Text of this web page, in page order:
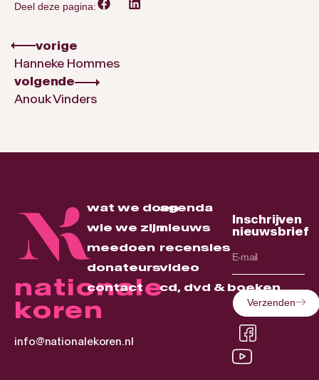
Deel deze pagina:
vorige
Hanneke Hommes
volgende
Anouk Vinders
nationale
koren
info@nationalekoren.nl
wat we doen
wie we zijn
meedoen
donateurs
contact
agenda
nieuws
recensies
video
cd, dvd & boeken
Inschrijven
nieuwsbrief
Verzenden